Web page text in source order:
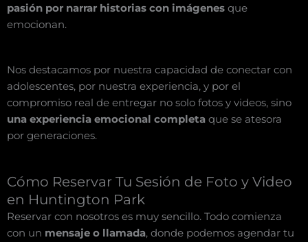
pasión por narrar historias con imágenes que
emocionan.
Nos destacamos por nuestra capacidad de conectar con
adolescentes, por nuestra experiencia, y por el
compromiso real de entregar no solo fotos y videos, sino
una experiencia emocional completa que se atesora
por generaciones.
Cómo Reservar Tu Sesión de Foto y Video
en Huntington Park
Reservar con nosotros es muy sencillo. Todo comienza
con un mensaje o llamada, donde podemos agendar tu